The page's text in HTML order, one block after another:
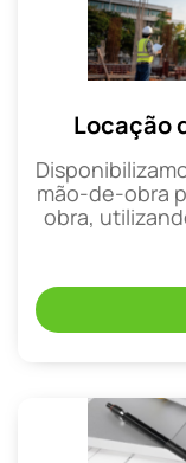
Locação
mão-de-obra
obra,